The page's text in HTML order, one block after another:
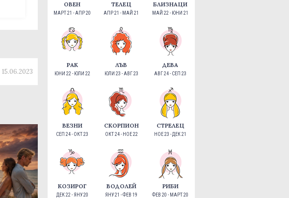
15.06.2023
ОВЕН
МАРТ 21 - АПР 20
ТЕЛЕЦ
АПР 21 - МАЙ 21
БЛИЗНАЦИ
МАЙ 22 - ЮНИ 21
РАК
ЮНИ 22 - ЮЛИ 22
ЛЪВ
ЮЛИ 23 - АВГ 23
ДЕВА
АВГ 24 - СЕП 23
ВЕЗНИ
СЕП 24 - ОКТ 23
СКОРПИОН
ОКТ 24 - НОЕ 22
СТРЕЛЕЦ
НОЕ 23 - ДЕК 21
КОЗИРОГ
ДЕК 22 - ЯНУ 20
ВОДОЛЕЙ
ЯНУ 21 - ФЕВ 19
РИБИ
ФЕВ 20 - МАРТ 20